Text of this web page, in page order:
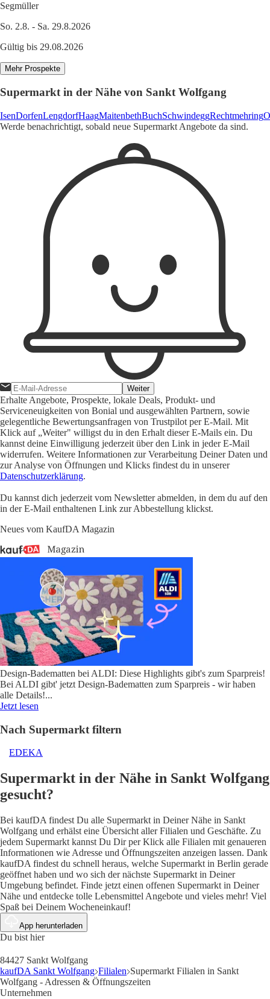
Segmüller
So. 2.8. - Sa. 29.8.2026
Gültig bis 29.08.2026
Mehr Prospekte
Supermarkt in der Nähe von Sankt Wolfgang
IsenDorfenLengdorfHaagMaitenbethBuchSchwindeggRechtmehring
Werde benachrichtigt, sobald neue Supermarkt Angebote da sind.
Weiter
Erhalte Angebote, Prospekte, lokale Deals, Produkt- und
Serviceneuigkeiten von Bonial und ausgewählten Partnern, sowie
gelegentliche Bewertungsanfragen von Trustpilot per E-Mail. Mit
Klick auf „Weiter" willigst du in den Erhalt dieser E-Mails ein. Du
kannst deine Einwilligung jederzeit über den Link in jeder E-Mail
widerrufen. Weitere Informationen zur Verarbeitung Deiner Daten und
zur Analyse von Öffnungen und Klicks findest du in unserer
Datenschutzerklärung.
Du kannst dich jederzeit vom Newsletter abmelden, in dem du auf den
in der E-Mail enthaltenen Link zur Abbestellung klickst.
Neues vom KaufDA Magazin
Design-Badematten bei ALDI: Diese Highlights gibt's zum Sparpreis!
Bei ALDI gibt' jetzt Design-Badematten zum Sparpreis - wir haben
alle Details!...
Jetzt lesen
Nach Supermarkt filtern
EDEKA
Supermarkt in der Nähe in Sankt Wolfgang
gesucht?
Bei kaufDA findest Du alle Supermarkt in Deiner Nähe in Sankt
Wolfgang und erhälst eine Übersicht aller Filialen und Geschäfte. Zu
jedem Supermarkt kannst Du Dir per Klick alle Filialen mit genaueren
Informationen wie Adresse und Öffnungszeiten anzeigen lassen. Dank
kaufDA findest du schnell heraus, welche Supermarkt in Berlin gerade
geöffnet haben und wo sich der nächste Supermarkt in Deiner
Umgebung befindet. Finde jetzt einen offenen Supermarkt in Deiner
Nähe und entdecke tolle Lebensmittel Angebote und vieles mehr! Viel
Spaß bei Deinem Wocheneinkauf!
App herunterladen
Du bist hier
84427 Sankt Wolfgang
kaufDA Sankt Wolfgang Filialen Supermarkt Filialen in Sankt
Wolfgang - Adressen & Öffnungszeiten
Unternehmen